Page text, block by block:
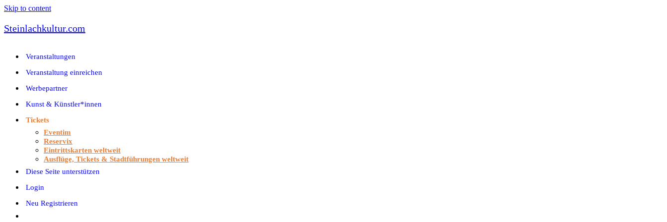
Skip to content
Steinlachkultur.com
Veranstaltungen
Veranstaltung einreichen
Werbepartner
Kunst & Künstler*innen
Tickets
Eventim
Reservix
Eintrittskarten weltweit
Ausflüge, Tickets & Stadtführungen weltweit
Diese Seite unterstützen
Login
Neu Registrieren